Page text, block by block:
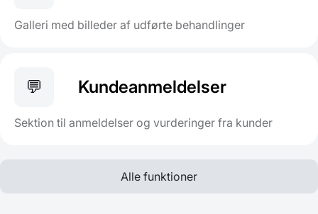
Galleri med billeder af udførte behandlinger
💬 Kundeanmeldelser
Sektion til anmeldelser og vurderinger fra kunder
Alle funktioner